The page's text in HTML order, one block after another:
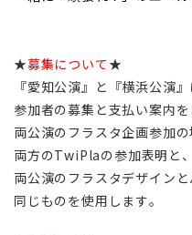
★募集について ★
『愛知公演』と『横浜公演
参加者の募集と支払い案内を
両公演のフラスタ企画参加
両方のTwiPlaの参加表明と
両公演のフラスタデザインと
同じものを使用します。